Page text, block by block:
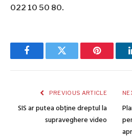
022 10 50 80.
FacebookTwitter Pinterest
PREVIOUS ARTICLE
SIS ar putea obține dreptul la
supraveghere video